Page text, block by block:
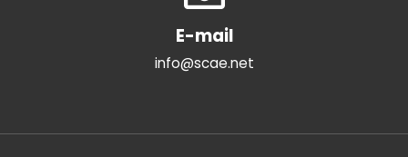
E-mail
info@scae.net